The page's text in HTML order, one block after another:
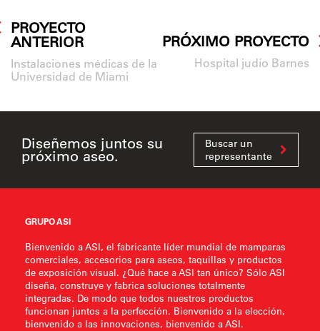
PRÓXIMO PROYECTO
Hospital judío Barnes
PROYECTO
ANTERIOR
Instalaciones médicas de la
Universidad de Miami
Diseñemos juntos su
próximo aseo.
Buscar un
representante
GRUPO ASI
Bienvenido a ASI, el fabricante líder mundial de mamparas
comerciales, accesorios para aseos, taquillas y productos
de exposición visual. ¿Qué hace a ASI tan único? Sólo ASI
diseña, construye y fabrica soluciones totalmente
integradas. De modo que todos nuestros productos
funcionan juntos a la perfección. Bienvenido a la elección,
bienvenido a las innovaciones, bienvenido a ASI.